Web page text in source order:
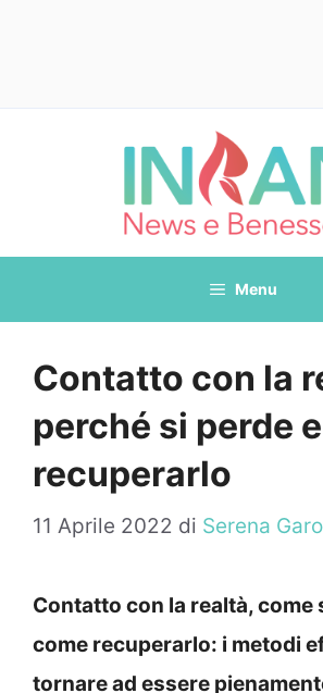
Menu
Contatto con la
perché si perde
recuperarlo
11 Aprile 2022 di Serena
Contatto con la realtà, come
come recuperarlo: i metodi
tornare ad essere